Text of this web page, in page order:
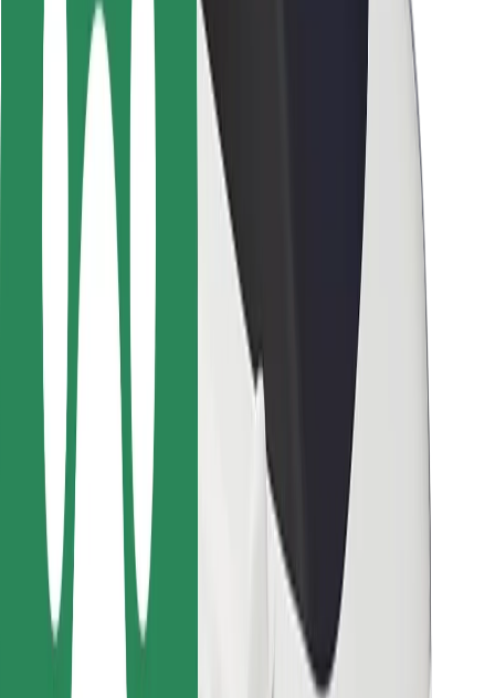
Аеропорти
Зарядні станції Bolt
Підтримка
Для пасажирів
Для водіїв
Для кур'єрів
Доставка Bolt Food
Для власників автопарків
Для ресторанів
Bolt for Business
Інше
Постачальникам
Правила та Умови
Файли ку́кі
Безпека
Замовляй поїздку за лічені хвилини!
Завантажити застосунок Bolt